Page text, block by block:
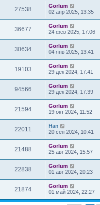
27538
Gorlum
02 апр 2025, 13:35
36677
Gorlum
24 фев 2025, 17:06
30634
Gorlum
04 янв 2025, 13:41
19103
Gorlum
29 дек 2024, 17:41
94566
Gorlum
29 дек 2024, 17:39
21594
Gorlum
19 окт 2024, 11:52
22011
Han
20 сен 2024, 10:41
21488
Gorlum
25 авг 2024, 15:57
22838
Gorlum
01 авг 2024, 20:23
21874
Gorlum
01 май 2024, 22:27